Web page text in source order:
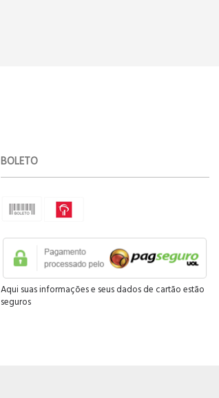
BOLETO
Aqui suas informações e seus dados de cartão estão
seguros